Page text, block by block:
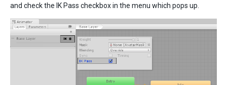
and check the IK Pass checkbox in the menu which pops up.